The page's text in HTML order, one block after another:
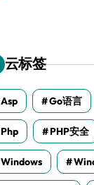
云标签
Asp Go语言
Php PHP安全
Windows